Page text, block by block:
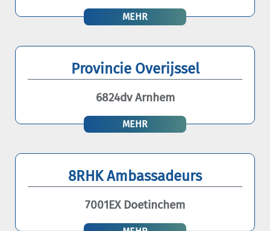
MEHR
Provincie Overijssel
6824dv Arnhem
MEHR
8RHK Ambassadeurs
7001EX Doetinchem